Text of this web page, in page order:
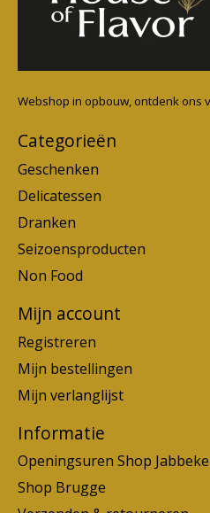
Webshop in opbouw, ontdenk ons
Categorieën
Geschenken
Delicatessen
Dranken
Seizoensproducten
Non Food
Mijn account
Registreren
Mijn bestellingen
Mijn verlanglijst
Informatie
Openingsuren Shop Jabbeke
Shop Brugge